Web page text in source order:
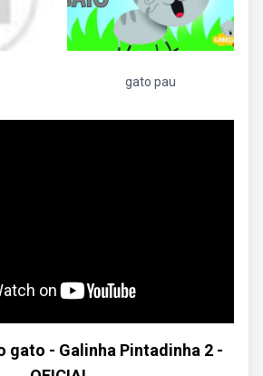
gato pau
gato - Galinha Pintadinha 2 -